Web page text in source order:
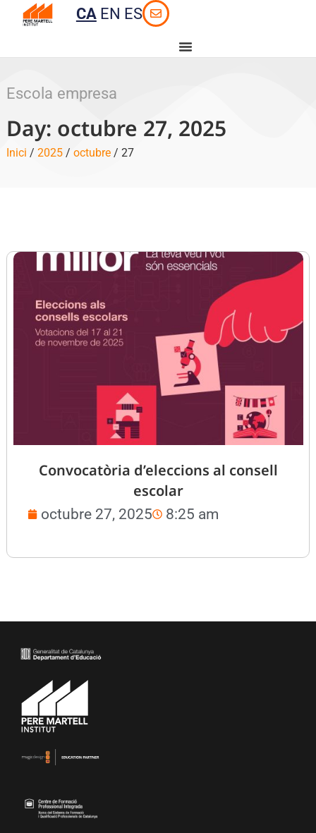
CA EN ES
Escola empresa
Day: octubre 27, 2025
Inici / 2025/ octubre/ 27
Convocatòria d’eleccions al consell
escolar
octubre 27, 2025 8:25 am